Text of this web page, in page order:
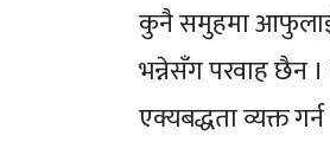
कुनै समुहमा आफुलाई
भन्नेसँग परवाह छैन
एक्यबद्धता व्यक्त